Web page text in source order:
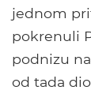
jednom
pokrenuli
podnizu
od tada